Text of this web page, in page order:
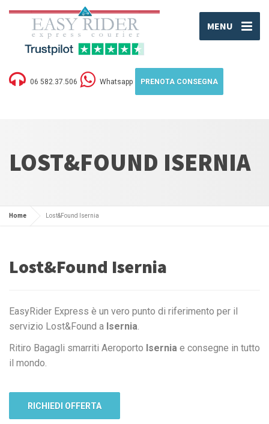
MENU
06 582.37.506 Whatsapp PRENOTA CONSEGNA
LOST&FOUND ISERNIA
Home Lost&Found Isernia
Lost&Found Isernia
EasyRider Express è un vero punto di riferimento per il
servizio Lost&Found a Isernia.
Ritiro Bagagli smarriti Aeroporto Isernia e consegne in tutto
il mondo.
RICHIEDI OFFERTA